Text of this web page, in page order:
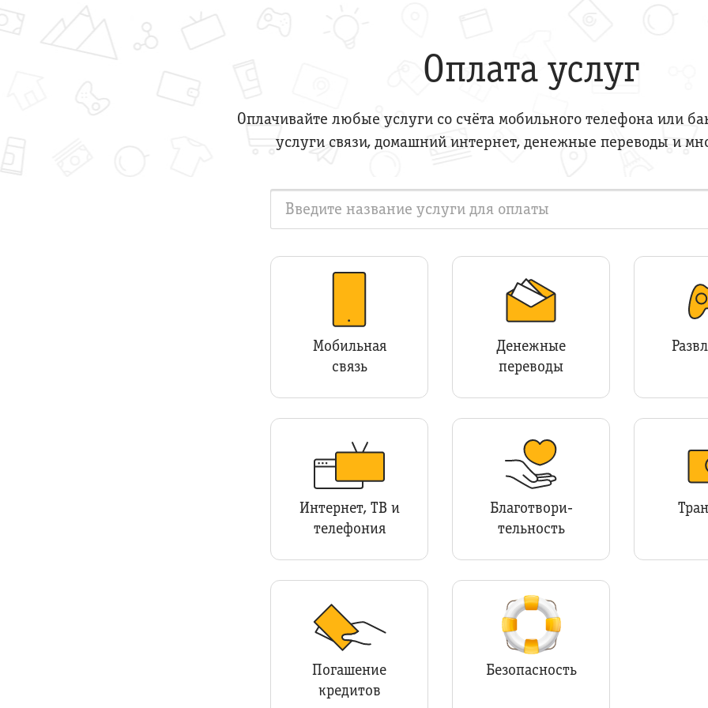
Оплата услуг
Оплачивайте любые услуги со счёта мобильного телефона или
услуги связи, домашний интернет, денежные переводы и
Мобильная
связь
Денежные
переводы
Интернет, ТВ и
телефония
Благотвори­
тельность
Погашение
кредитов
Безопасность